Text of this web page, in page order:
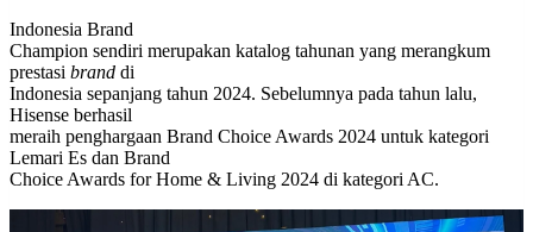
Indonesia Brand
Champion sendiri merupakan katalog tahunan yang merangkum
prestasi brand di
Indonesia sepanjang tahun 2024. Sebelumnya pada tahun lalu,
Hisense berhasil
meraih penghargaan Brand Choice Awards 2024 untuk kategori
Lemari Es dan Brand
Choice Awards for Home & Living 2024 di kategori AC.